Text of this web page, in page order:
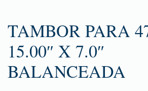
TAMBOR PARA
15.00″ X 7.0″
BALANCEADA